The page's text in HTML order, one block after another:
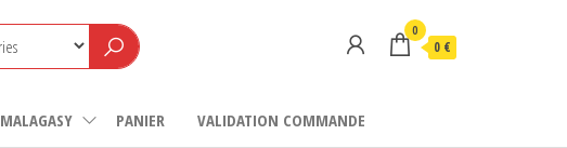
0
0 €
PANIER VALIDATION COMMANDE